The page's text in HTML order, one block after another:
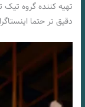
تهیه کننده گروه تیک
دقیق تر حتما